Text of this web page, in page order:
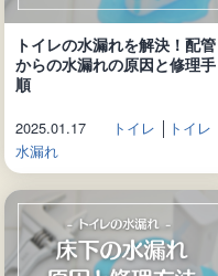
トイレの水漏れを解決！配管
からの水漏れの原因と修理手
順
2025.01.17 トイレ
トイレ
水漏れ